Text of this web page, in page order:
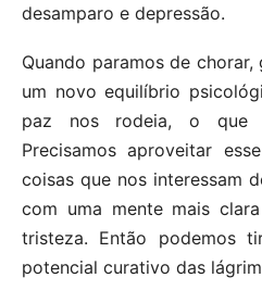
desamparo e depressão.
Quando paramos de
um novo equilíbrio
paz nos rodeia, o que
Precisamos aproveitar
coisas que nos interessam
com uma mente mais
tristeza. Então podemos
potencial curativo das